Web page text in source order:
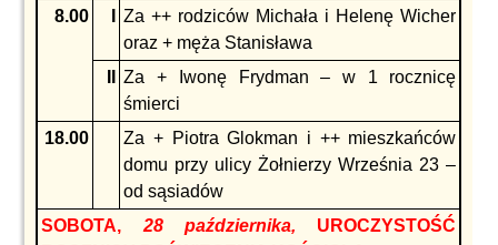
8.00
Za ++ rodziców Michała i Helenę Wicher
oraz + męża Stanisława
Za + Iwonę Frydman – w 1 rocznicę
śmierci
18.00
Za + Piotra Glokman i ++ mieszkańców
domu przy ulicy Żołnierzy Września 23 –
od sąsiadów
SOBOTA, 28 października, UROCZYSTOŚĆ